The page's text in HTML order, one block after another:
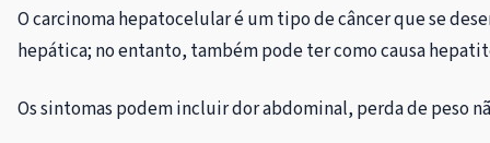
O carcinoma hepatocelular é um tipo de câncer que se
hepática; no entanto, também pode ter como causa
Os sintomas podem incluir dor abdominal, perda de peso